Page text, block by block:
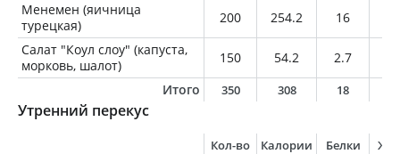
Менемен (яичница
турецкая)
200 254.2 16
Салат "Коул слоу" (капуста,
морковь, шалот)
150 54.2 2.7
Итого
350 308 18
Утренний перекус
Кол-во Калории Белки